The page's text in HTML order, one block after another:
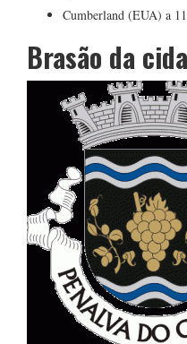
Cumberland (EUA) a
Brasão da